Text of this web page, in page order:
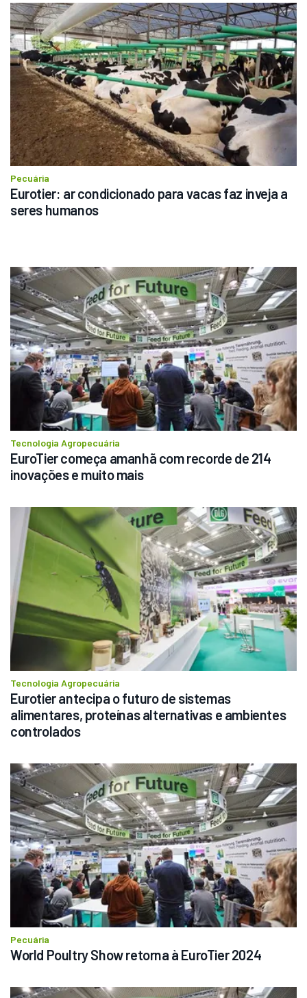
Pecuária
Eurotier: ar condicionado para vacas faz inveja a
seres humanos
Tecnologia Agropecuária
EuroTier começa amanhã com recorde de 214
inovações e muito mais
Tecnologia Agropecuária
Eurotier antecipa o futuro de sistemas
alimentares, proteínas alternativas e ambientes
controlados
Pecuária
World Poultry Show retorna à EuroTier 2024